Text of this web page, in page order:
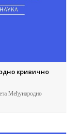
кривично
Међународно